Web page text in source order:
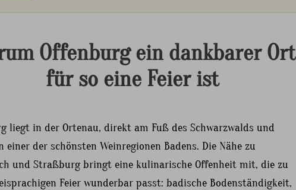
Offenburg ein dankbarer Ort
für so eine Feier ist
liegt in der Ortenau, direkt am Fuß des Schwarzwalds und
der schönsten Weinregionen Badens. Die Nähe zu
und Straßburg bringt eine kulinarische Offenheit mit, die zu
Feier wunderbar passt: badische Bodenständigkeit,